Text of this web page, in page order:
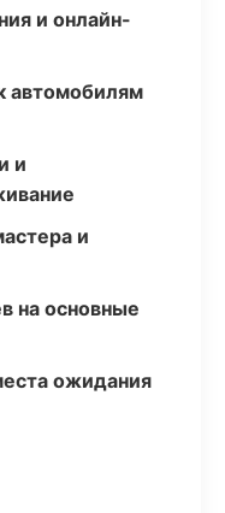
и онлайн-
автомобилям
и
и
на основные
ожидания